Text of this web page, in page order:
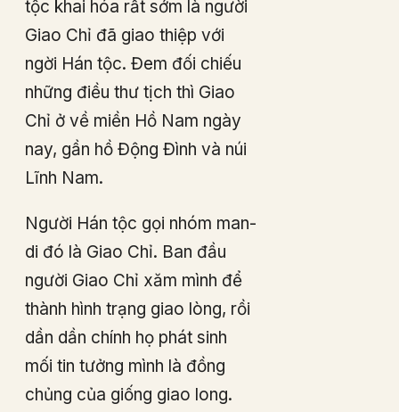
tộc khai hóa rất sớm là người
Giao Chỉ đã giao thiệp với
ngời Hán tộc. Đem đối chiếu
những điều thư tịch thì Giao
Chỉ ở về miền Hồ Nam ngày
nay, gần hồ Động Đình và núi
Lĩnh Nam.
Người Hán tộc gọi nhóm man-
di đó là Giao Chỉ. Ban đầu
người Giao Chỉ xăm mình để
thành hình trạng giao lòng, rồi
dần dần chính họ phát sinh
mối tin tưởng mình là đồng
chủng của giống giao long.